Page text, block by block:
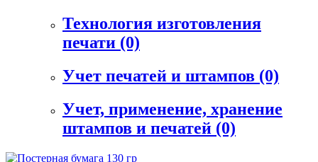
Технология изготовления
печати (0)
Учет печатей и штампов (0)
Учет, применение, хранение
штампов и печатей (0)